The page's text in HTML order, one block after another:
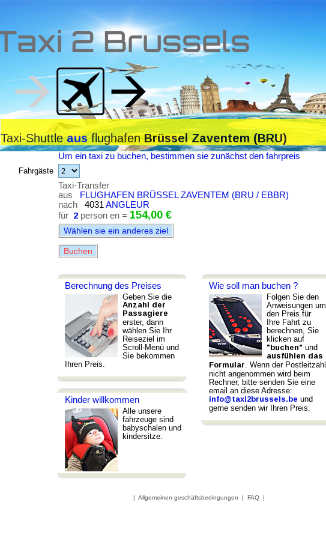
Taxi 2 Brussels
Taxi-ShuttleausflughafenBrüssel Zaventem (BRU)
Um ein taxi zu buchen, bestimmen sie zunächst den fahrpreis
Fahrgäste
Taxi-Transfer
aus FLUGHAFEN BRÜSSEL ZAVENTEM (BRU / EBBR)
nach 4031 ANGLEUR
für 2 person en = 154,00 €
Berechnung des Preises
Geben Sie die
Anzahl der
Passagiere
erster, dann
wählen Sie Ihr
Reiseziel im
Scroll-Menü und
Sie bekommen
Ihren Preis.
Kinder willkommen
Alle unsere
fahrzeuge sind
babyschalen und
kindersitze.
Wie soll man buchen ?
Folgen Sie den
Anweisungen um
den Preis für
Ihre Fahrt zu
berechnen, Sie
klicken auf
"buchen" und
ausfühlen das
Formular . Wenn der Postleitzahl
nicht angenommen wird beim
Rechner, bitte senden Sie eine
email an diese Adresse:
info@taxi2brussels.be und
gerne senden wir Ihren Preis.
| Allgemeinen geschäftsbedingungen | FAQ|